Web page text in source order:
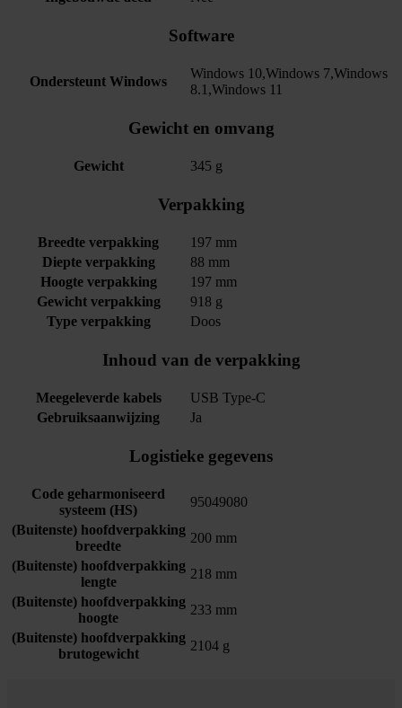
Software
Ondersteunt Windows
Windows 10,Windows 7,Windows
8.1,Windows 11
Gewicht en omvang
Gewicht 345 g
Verpakking
Breedte verpakking
197 mm
Diepte verpakking
88 mm
Hoogte verpakking
197 mm
Gewicht verpakking
918 g
Type verpakking
Doos
Inhoud van de verpakking
Meegeleverde kabels
USB Type-C
Gebruiksaanwijzing
Ja
Logistieke gegevens
Code geharmoniseerd
systeem (HS)
95049080
(Buitenste) hoofdverpakking
breedte
200 mm
(Buitenste) hoofdverpakking
lengte
218 mm
(Buitenste) hoofdverpakking
hoogte
233 mm
(Buitenste) hoofdverpakking
brutogewicht
2104 g